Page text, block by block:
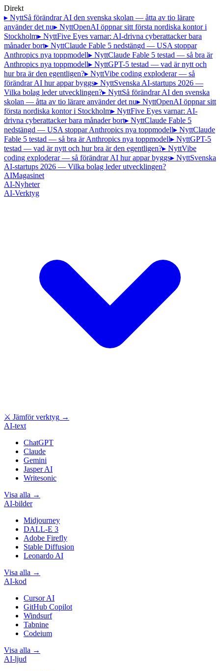
Direkt
▸ NyttSå förändrar AI den svenska skolan — åtta av tio lärare
använder det nu▸ NyttOpenAI öppnar sitt första nordiska kontor i
Stockholm▸ NyttFive Eyes varnar: AI-drivna cyberattacker bara
månader bort▸ NyttClaude Fable 5 nedstängd — USA stoppar
Anthropics nya toppmodell▸ NyttClaude Fable 5 testad — så bra är
Anthropics nya toppmodell▸ NyttGPT-5 testad — vad är nytt och
hur bra är den egentligen?▸ NyttVibe coding exploderar — så
förändrar AI hur appar byggs▸ NyttSvenska AI-startups 2026 —
Vilka bolag leder utvecklingen?▸ NyttSå förändrar AI den svenska
skolan — åtta av tio lärare använder det nu▸ NyttOpenAI öppnar sitt
första nordiska kontor i Stockholm▸ NyttFive Eyes varnar: AI-
drivna cyberattacker bara månader bort▸ NyttClaude Fable 5
nedstängd — USA stoppar Anthropics nya toppmodell▸ NyttClaude
Fable 5 testad — så bra är Anthropics nya toppmodell▸ NyttGPT-5
testad — vad är nytt och hur bra är den egentligen?▸ NyttVibe
coding exploderar — så förändrar AI hur appar byggs▸ NyttSvenska
AI-startups 2026 — Vilka bolag leder utvecklingen?
AIMagasinet
AI-Nyheter
AI-Verktyg
⚔ Jämför verktyg →
AI-text
ChatGPT
Claude
Gemini
Jasper AI
Writesonic
Visa alla →
AI-bilder
Midjourney
DALL-E 3
Adobe Firefly
Stable Diffusion
Leonardo AI
Visa alla →
AI-kod
Cursor AI
GitHub Copilot
Windsurf
Tabnine
Codeium
Visa alla →
AI-ljud